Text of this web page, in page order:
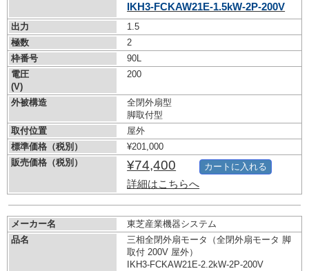
IKH3-FCKAW21E-1.5kW-2P-200V
出力
1.5
極数
2
枠番号
90L
電圧
(V)
200
外被構造
全閉外扇型
脚取付型
取付位置
屋外
標準価格（税別）
¥201,000
販売価格（税別）
¥74,400
詳細はこちらへ
カートに入れる
メーカー名
東芝産業機器システム
品名
三相全閉外扇モータ（全閉外扇モータ 脚
取付 200V 屋外）
IKH3-FCKAW21E-2.2kW-2P-200V